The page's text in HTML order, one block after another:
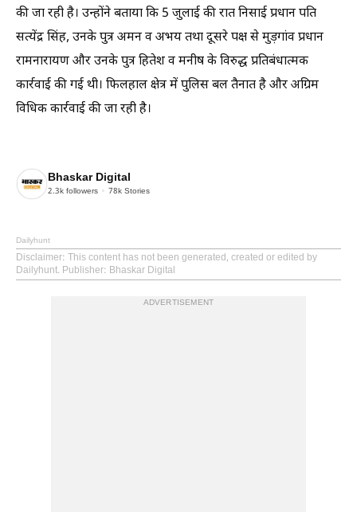
की जा रही है। उन्होंने बताया कि 5 जुलाई की रात निसाई प्रधान पति
सत्येंद्र सिंह, उनके पुत्र अमन व अभय तथा दूसरे पक्ष से मुड़गांव प्रधान
रामनारायण और उनके पुत्र हितेश व मनीष के विरुद्ध प्रतिबंधात्मक
कार्रवाई की गई थी। फिलहाल क्षेत्र में पुलिस बल तैनात है और अग्रिम
विधिक कार्रवाई की जा रही है।
Bhaskar Digital
2.3k followers 78k Stories
Dailyhunt
Disclaimer: This content has not been generated, created or edited by
Dailyhunt. Publisher: Bhaskar Digital
ADVERTISEMENT